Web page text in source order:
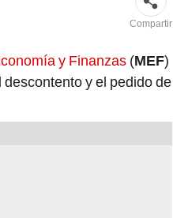
Compartir
y Finanzas (MEF)
y el pedido de